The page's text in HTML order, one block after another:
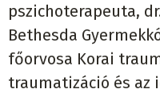
pszichoterapeuta,
Bethesda
főorvosa Korai
traumatizáció és az